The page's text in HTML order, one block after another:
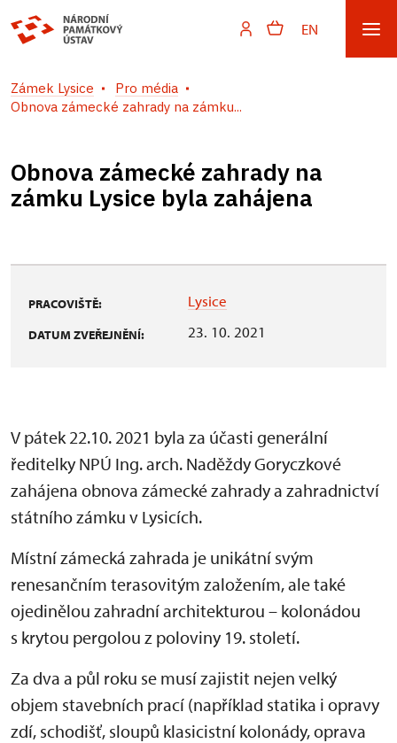
EN
Zámek Lysice
Pro média
Obnova zámecké zahrady na zámku...
Obnova zámecké zahrady na
zámku Lysice byla zahájena
PRACOVIŠTĚ: Lysice
DATUM ZVEŘEJNĚNÍ: 23. 10. 2021
V pátek 22.10. 2021 byla za účasti generální
ředitelky NPÚ Ing. arch. Naděždy Goryczkové
zahájena obnova zámecké zahrady a zahradnictví
státního zámku v Lysicích.
Místní zámecká zahrada je unikátní svým
renesančním terasovitým založením, ale také
ojedinělou zahradní architekturou – kolonádou
s krytou pergolou z poloviny 19. století.
Za dva a půl roku se musí zajistit nejen velký
objem stavebních prací (například statika i opravy
zdí, schodišť, sloupů klasicistní kolonády, oprava